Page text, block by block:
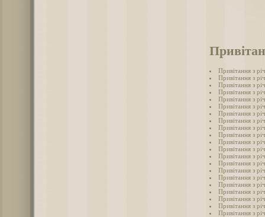
Привітання з
Привітання з
Привітання з
Привітання з
Привітання з
Привітання з
Привітання з
Привітання з
Привітання з
Привітання з
Привітання з
Привітання з
Привітання з
Привітання з
Привітання з
Привітання з
Привітання з
Привітання з
Привітання з
Привітання з
Привітання з